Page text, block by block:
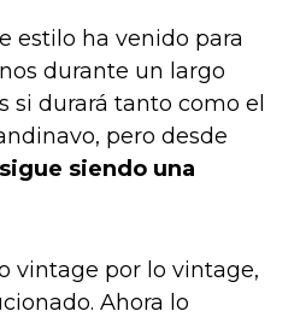
estilo ha venido para
durante un largo
si durará tanto como el
pero desde
siendo una
vintage por lo vintage,
Ahora lo